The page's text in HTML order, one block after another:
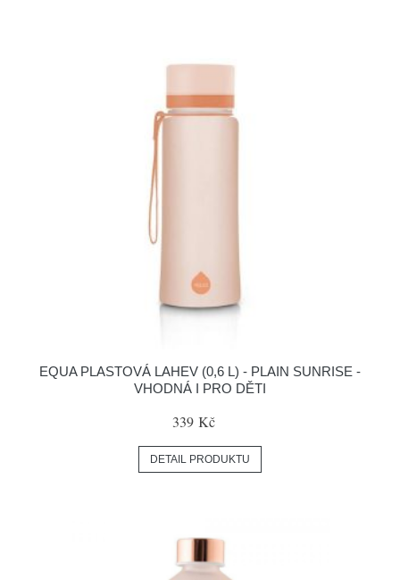
EQUA PLASTOVÁ LAHEV (0,6 L) - PLAIN SUNRISE -
VHODNÁ I PRO DĚTI
339 Kč
DETAIL PRODUKTU